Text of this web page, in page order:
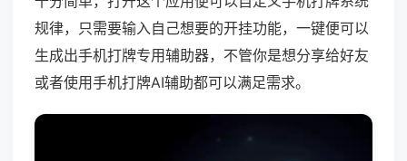
规律，只需要输入自己想要的开挂功能，一键便可以
生成出手机打牌专用辅助器，不管你是想分享给好友
或者使用手机打牌AI辅助都可以满足需求。